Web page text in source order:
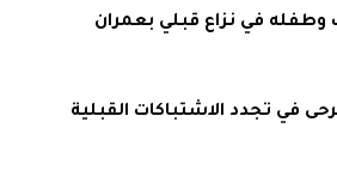
وطفله في نزاع قبلي بعمران
في تجدد الاشتباكات القبلية